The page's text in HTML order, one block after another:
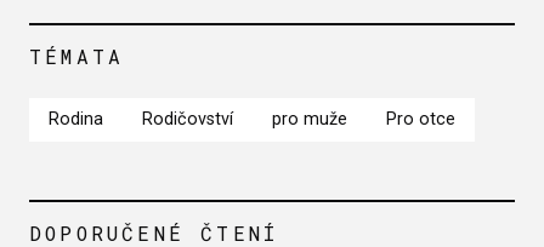
TÉMATA
Rodina Rodičovství pro muže Pro otce
DOPORUČENÉ ČTENÍ